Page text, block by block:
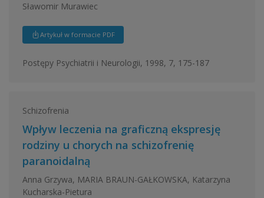
Sławomir Murawiec
Artykuł w formacie PDF
Postępy Psychiatrii i Neurologii, 1998, 7, 175-187
Schizofrenia
Wpływ leczenia na graficzną ekspresję
rodziny u chorych na schizofrenię
paranoidalną
Anna Grzywa, MARIA BRAUN-GAŁKOWSKA, Katarzyna
Kucharska-Pietura